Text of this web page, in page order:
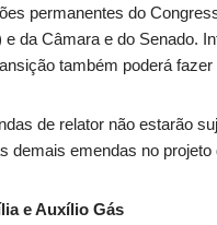
permanentes do
e da Câmara e do Senado.
também poderá
de relator não estarão
demais emendas no projeto
e Auxílio Gás